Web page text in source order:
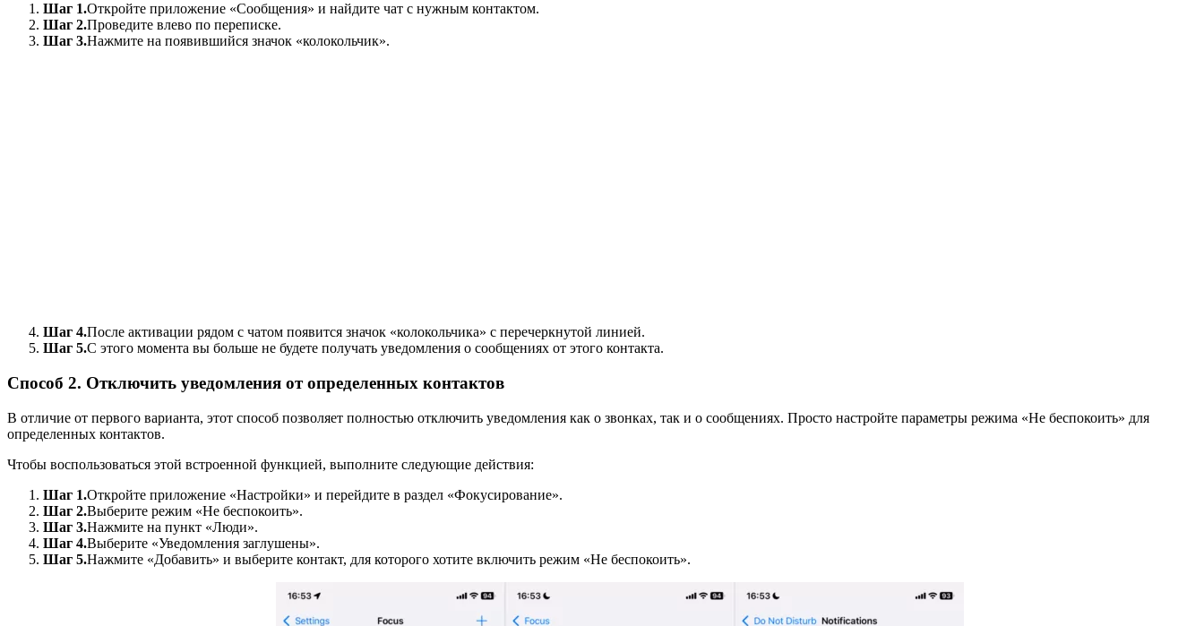
Шаг 1.Откройте приложение «Сообщения» и найдите чат с нужным контактом.
Шаг 2.Проведите влево по переписке.
Шаг 3.Нажмите на появившийся значок «колокольчик».
Шаг 4.После активации рядом с чатом появится значок «колокольчика» с перечеркнутой линией.
Шаг 5.С этого момента вы больше не будете получать уведомления о сообщениях от этого контакта.
Способ 2. Отключить уведомления от определенных контактов
В отличие от первого варианта, этот способ позволяет полностью отключить уведомления как о звонках, так и о сообщениях. Просто настройте параметры режима «Не беспокоить» для
определенных контактов.
Чтобы воспользоваться этой встроенной функцией, выполните следующие действия:
Шаг 1.Откройте приложение «Настройки» и перейдите в раздел «Фокусирование».
Шаг 2.Выберите режим «Не беспокоить».
Шаг 3.Нажмите на пункт «Люди».
Шаг 4.Выберите «Уведомления заглушены».
Шаг 5.Нажмите «Добавить» и выберите контакт, для которого хотите включить режим «Не беспокоить».